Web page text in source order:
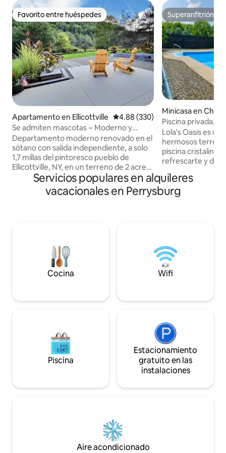
Favorito entre huéspedes
Favorito entre huéspedes
Apartamento en Ellicottville Calificación promedio: 4.88 de
4.88 (330)
Se admiten mascotas ~ Moderno y
actualizado con cama tamaño king
Departamento moderno renovado en el
sótano con salida independiente, a solo
1,7 millas del pintoresco pueblo de
Ellicottville, NY, en un terreno de 2 acres.
¡Hermosos paisajes y un pueblo divertido
para ir de compras, jugar al golf, hacer
senderismo o relajarse junto a la fogata!
totalmente equipada, lavadora y
secadora y parrilla de gas Weber.
¡Hermosas vistas! *MASCOTAS
consideradas, consulta. *Marca nuestro
Superanfitrión
Superanfitrión
Minicasa en
Piscina privada,
juegos en un
Lola's Oasis es
hermosos
piscina cristalina,
refrescarte y
romántica ideal
pueblito cerca de
aire libre. Disfruta de The Tiny House
Bicicletas
céntrica.
Dale y el lago Erie
Jamestown y
Servicios populares en alquileres
vacacionales en Perrysburg
Cocina Wifi
Piscina
Estacionamiento
gratuito en las
instalaciones
Aire acondicionado